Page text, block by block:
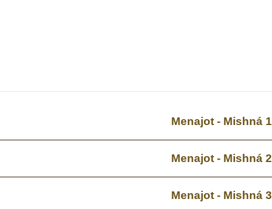
Menajot - Mishná 1
Menajot - Mishná 2
Menajot - Mishná 3